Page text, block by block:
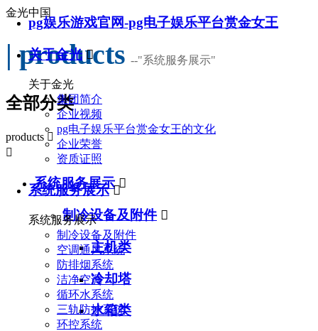
pg娱乐游戏官网-pg电子娱乐平台赏金女王
关于金光 
关于金光
集团简介
企业视频
pg电子娱乐平台赏金女王的文化
企业荣誉
资质证照
系统服务展示 
系统服务展示
制冷设备及附件
空调通风系统
防排烟系统
洁净空调
循环水系统
三轨防护系统
环控系统
金光中国
| products --"系统服务展示"
全部分类
products 

系统服务展示 
制冷设备及附件 
主机类
冷却塔
水箱类